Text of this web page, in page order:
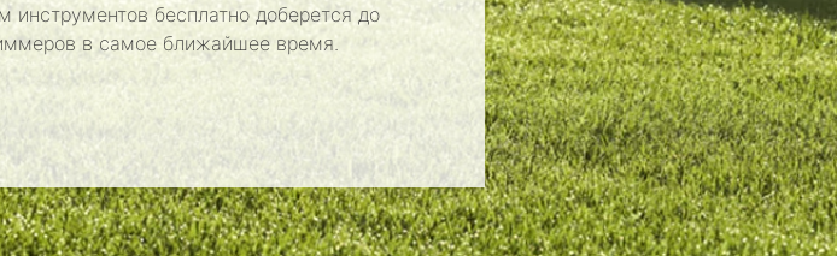
бесплатно доберется до
в самое ближайшее время.